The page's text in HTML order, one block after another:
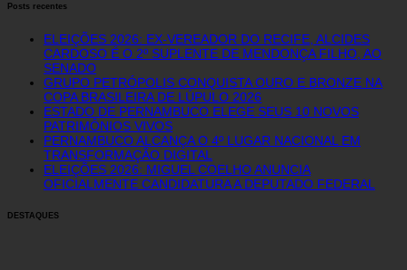
Posts recentes
ELEIÇÕES 2026: EX-VEREADOR DO RECIFE, ALCIDES
CARDOSO É O 2º SUPLENTE DE MENDONÇA FILHO, AO
SENADO
GRUPO PETRÓPOLIS CONQUISTA OURO E BRONZE NA
COPA BRASILEIRA DE LÚPULO 2026
ESTADO DE PERNAMBUCO ELEGE SEUS 10 NOVOS
PATRIMÔNIOS VIVOS
PERNAMBUCO ALCANÇA O 4º LUGAR NACIONAL EM
TRANSFORMAÇÃO DIGITAL
ELEIÇÕES 2026: MIGUEL COELHO ANUNCIA
OFICIALMENTE CANDIDATURA A DEPUTADO FEDERAL
DESTAQUES